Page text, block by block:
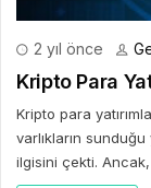
2 yıl önce
Kripto Para
Kripto para
varlıkların
ilgisini çekti. Ancak,